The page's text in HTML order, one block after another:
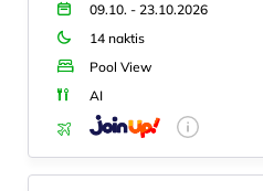
09.10. - 23.10.2026
14 naktis
Pool View
AI